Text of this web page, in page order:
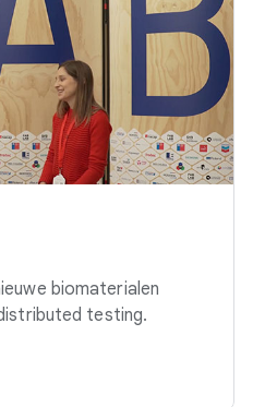
biomaterialen
testing.